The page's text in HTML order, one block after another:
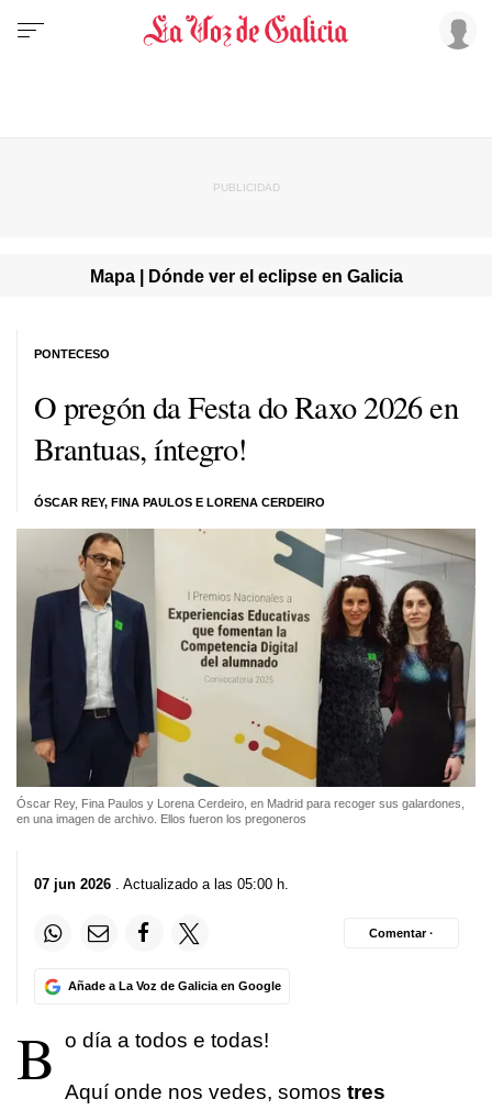
Mapa | Dónde ver el eclipse en Galicia
O pregón da Festa do Raxo 2026 en
Brantuas, íntegro!
ÓSCAR REY, FINA PAULOS E LORENA CERDEIRO
PONTECESO
Óscar Rey, Fina Paulos y Lorena Cerdeiro, en Madrid para recoger sus galardones,
en una imagen de archivo. Ellos fueron los pregoneros
07 jun 2026 . Actualizado a las 05:00 h.
Añade a La Voz de Galicia en Google
Comentar ·
B o día a todos e todas!
Aquí onde nos vedes, somos tres